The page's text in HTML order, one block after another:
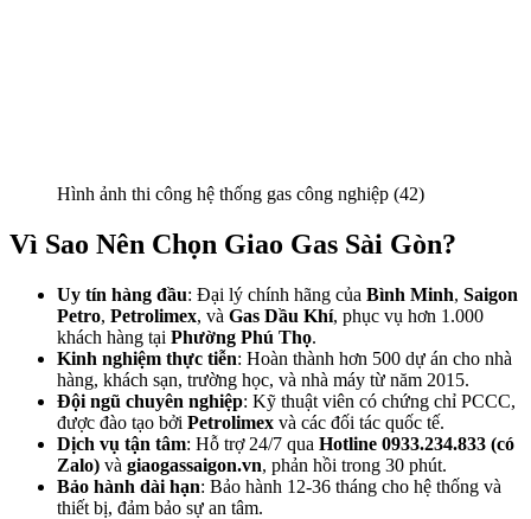
Hình ảnh thi công hệ thống gas công nghiệp (42)
Vì Sao Nên Chọn Giao Gas Sài Gòn?
Uy tín hàng đầu: Đại lý chính hãng của Bình Minh, Saigon
Petro, Petrolimex, và Gas Dầu Khí, phục vụ hơn 1.000
khách hàng tại Phường Phú Thọ.
Kinh nghiệm thực tiễn: Hoàn thành hơn 500 dự án cho nhà
hàng, khách sạn, trường học, và nhà máy từ năm 2015.
Đội ngũ chuyên nghiệp: Kỹ thuật viên có chứng chỉ PCCC,
được đào tạo bởi Petrolimex và các đối tác quốc tế.
Dịch vụ tận tâm: Hỗ trợ 24/7 qua Hotline 0933.234.833 (có
Zalo) và giaogassaigon.vn, phản hồi trong 30 phút.
Bảo hành dài hạn: Bảo hành 12-36 tháng cho hệ thống và
thiết bị, đảm bảo sự an tâm.